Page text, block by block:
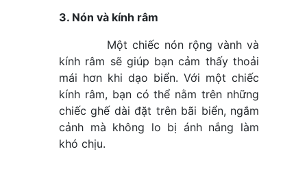
3. Nón và kính râm
Một chiếc nón rộng vành và
kính râm sẽ giúp bạn cảm thấy thoải
mái hơn khi dạo biển. Với một chiếc
kính râm, bạn có thể nằm trên những
chiếc ghế dài đặt trên bãi biển, ngắm
cảnh mà không lo bị ánh nắng làm
khó chịu.